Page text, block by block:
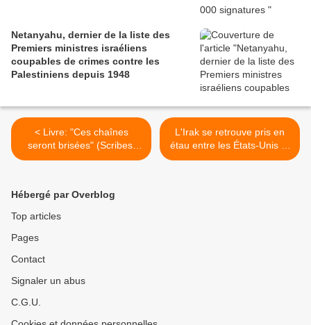
Netanyahu, dernier de la liste des
Premiers ministres israéliens
coupables de crimes contre les
Palestiniens depuis 1948
< Livre: "Ces chaînes
seront brisées" (Scribest
Editions)
L'Irak se retrouve pris en
étau entre les États-Unis et
Israël contre l'Iran. >
Hébergé par Overblog
Top articles
Pages
Contact
Signaler un abus
C.G.U.